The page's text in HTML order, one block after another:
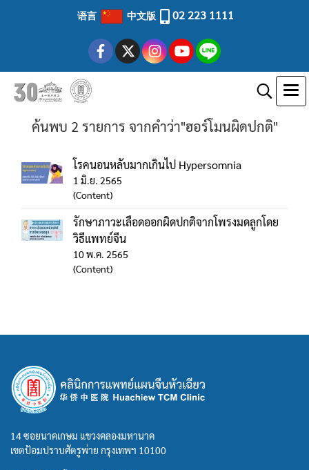
语言 中文版 02 223 1111
ค้นพบ 2 รายการ จากคำว่า"ฮอร์โมนผิดปกติ"
โรคนอนหลับมากเกินไป Hypersomnia
1 มิ.ย. 2565
(Content)
รักษาภาวะเลือดออกผิดปกติจากโพรงมดลูกโดย
วิธีแพทย์จีน
10 พ.ค. 2565
(Content)
14 ซอยนาคเกษม แขวงคลองมหานาค
เขตป้อมปราบศัตรูพ่าย กรุงเทพฯ 10100